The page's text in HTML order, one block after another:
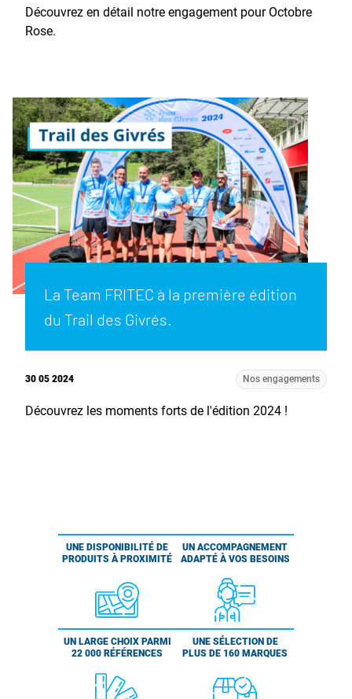
Découvrez en détail notre engagement pour Octobre
Rose.
La Team FRITEC à la première édition
du Trail des Givrés.
30 05 2024 Nos engagements
Découvrez les moments forts de l'édition 2024 !
UNE DISPONIBILITÉ DE
PRODUITS À PROXIMITÉ
UN ACCOMPAGNEMENT
ADAPTÉ À VOS BESOINS
UN LARGE CHOIX PARMI
22 000 RÉFÉRENCES
UNE SÉLECTION DE
PLUS DE 160 MARQUES